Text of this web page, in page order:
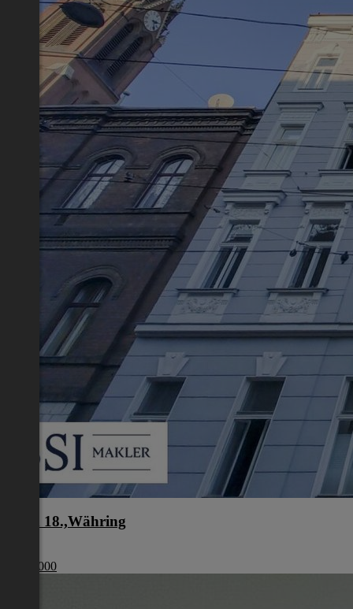
Wien 18.,Währing
€ 329 000